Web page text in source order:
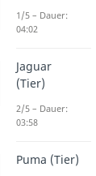
und
bis
Bäumen
hat das
um 180
1/5 – Dauer:
04:02
Jaguar
(Tier)
2/5 – Dauer:
03:58
Puma (Tier)